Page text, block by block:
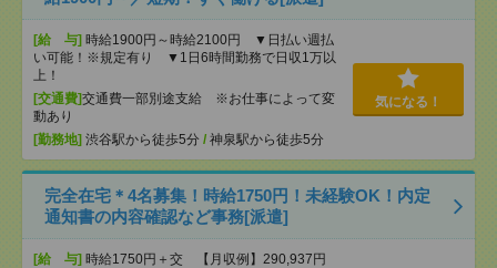
[給 与] 時給1900円～時給2100円 ▼日払い週払
い可能！※規定有り ▼1日6時間勤務で日収1万以
上！
[交通費]交通費一部別途支給 ※お仕事によって変
動あり
[勤務地] 渋谷駅から徒歩5分 / 神泉駅から徒歩5分
気になる！
完全在宅＊4名募集！時給1750円！未経験OK！内定
通知書の内容確認など事務[派遣]
[給 与] 時給1750円＋交 【月収例】290,937円